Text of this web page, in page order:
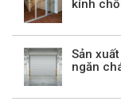
kính
Sản
ngăn